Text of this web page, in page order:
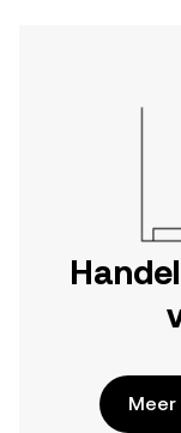
Meer